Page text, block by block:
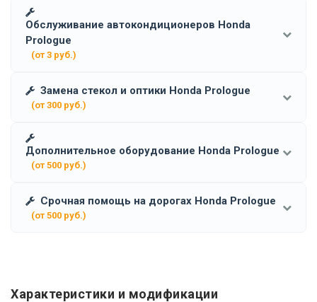
Обслуживание автокондиционеров Honda
Prologue
(от 3 руб.)
Замена стекол и оптики Honda Prologue
(от 300 руб.)
Дополнительное оборудование Honda Prologue
(от 500 руб.)
Срочная помощь на дорогах Honda Prologue
(от 500 руб.)
Характеристики и модификации